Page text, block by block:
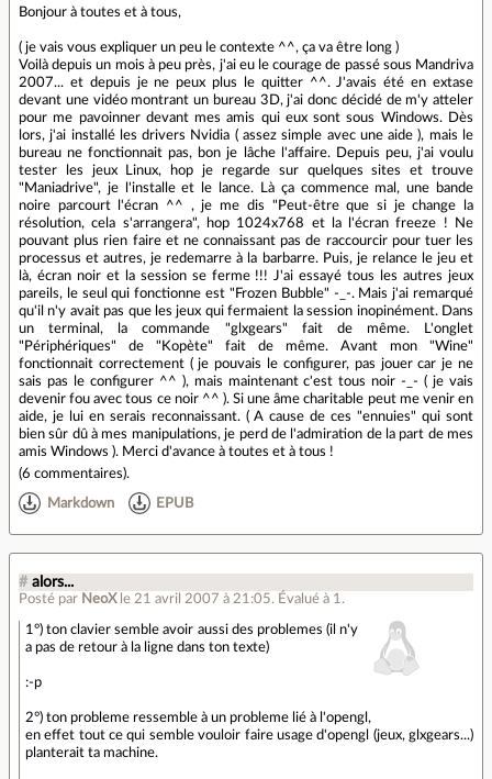
Bonjour à toutes et à tous,
( je vais vous expliquer un peu le contexte ^^, ça va être long )
Voilà depuis un mois à peu près, j'ai eu le courage de passé sous Mandriva
2007... et depuis je ne peux plus le quitter ^^. J'avais été en extase
devant une vidéo montrant un bureau 3D, j'ai donc décidé de m'y atteler
pour me pavoinner devant mes amis qui eux sont sous Windows. Dès
lors, j'ai installé les drivers Nvidia ( assez simple avec une aide ), mais le
bureau ne fonctionnait pas, bon je lâche l'affaire. Depuis peu, j'ai voulu
tester les jeux Linux, hop je regarde sur quelques sites et trouve
"Maniadrive", je l'installe et le lance. Là ça commence mal, une bande
noire parcourt l'écran ^^ , je me dis "Peut-être que si je change la
résolution, cela s'arrangera", hop 1024x768 et la l'écran freeze ! Ne
pouvant plus rien faire et ne connaissant pas de raccourcir pour tuer les
processus et autres, je redemarre à la barbarre. Puis, je relance le jeu et
là, écran noir et la session se ferme !!! J'ai essayé tous les autres jeux
pareils, le seul qui fonctionne est "Frozen Bubble" -_-. Mais j'ai remarqué
qu'il n'y avait pas que les jeux qui fermaient la session inopinément. Dans
un terminal, la commande "glxgears" fait de même. L'onglet
"Périphériques" de "Kopète" fait de même. Avant mon "Wine"
fonctionnait correctement ( je pouvais le configurer, pas jouer car je ne
sais pas le configurer ^^ ), mais maintenant c'est tous noir -_- ( je vais
devenir fou avec tous ce noir ^^ ). Si une âme charitable peut me venir en
aide, je lui en serais reconnaissant. ( A cause de ces "ennuies" qui sont
bien sûr dû à mes manipulations, je perd de l'admiration de la part de mes
amis Windows ). Merci d'avance à toutes et à tous !
(6 commentaires).
Markdown EPUB
# alors...
Posté par NeoX le 21 avril 2007 à 21:05. Évalué à 1 .
1°) ton clavier semble avoir aussi des problemes (il n'y
a pas de retour à la ligne dans ton texte)
:-p
2°) ton probleme ressemble à un probleme lié à l'opengl,
en effet tout ce qui semble vouloir faire usage d'opengl (jeux, glxgears...)
planterait ta machine.